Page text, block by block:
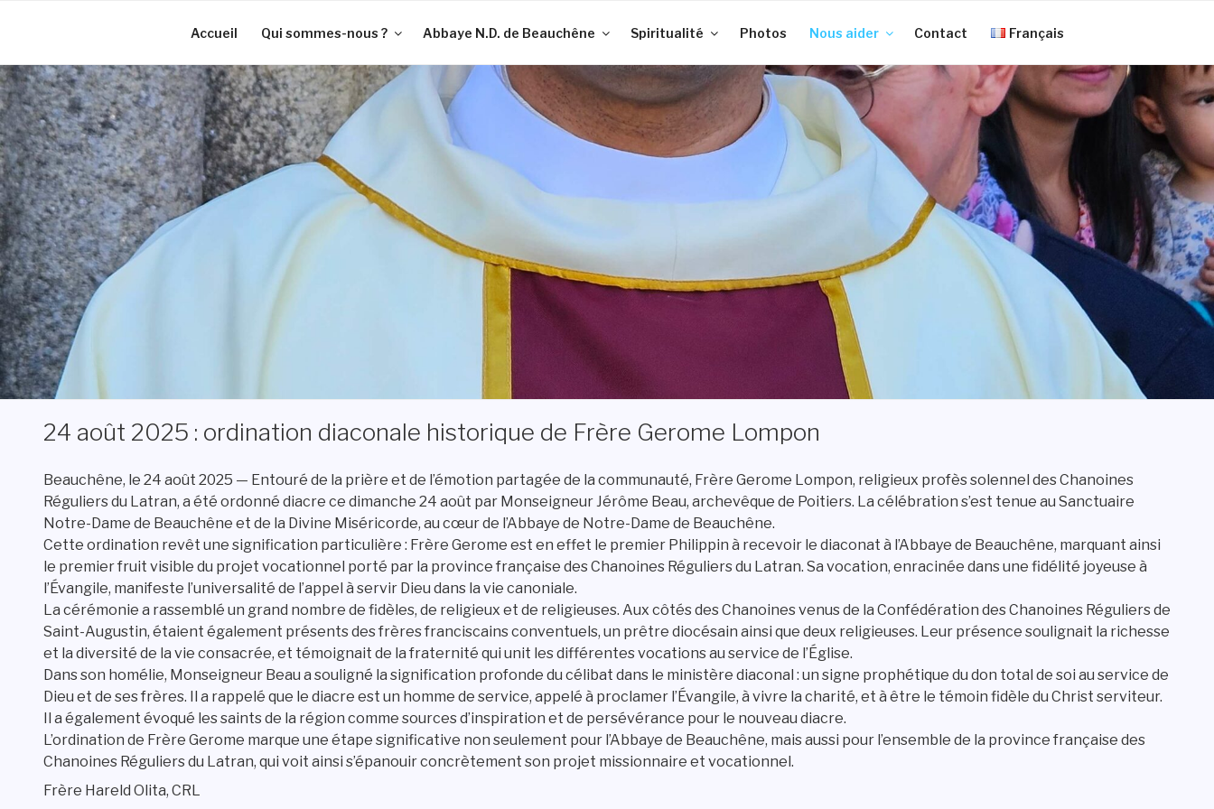
principal
Accueil Qui sommes-nous ? Abbaye N.D. de Beauchêne Spiritualité Photos Nous aider Contact Français
24 août 2025 : ordination diaconale historique de Frère Gerome Lompon
Beauchêne, le 24 août 2025 — Entouré de la prière et de l’émotion partagée de la communauté, Frère Gerome Lompon, religieux profès solennel des Chanoines
Réguliers du Latran, a été ordonné diacre ce dimanche 24 août par Monseigneur Jérôme Beau, archevêque de Poitiers. La célébration s’est tenue au Sanctuaire
Notre-Dame de Beauchêne et de la Divine Miséricorde, au cœur de l’Abbaye de Notre-Dame de Beauchêne.
Cette ordination revêt une signification particulière : Frère Gerome est en effet le premier Philippin à recevoir le diaconat à l’Abbaye de Beauchêne, marquant ainsi
le premier fruit visible du projet vocationnel porté par la province française des Chanoines Réguliers du Latran. Sa vocation, enracinée dans une fidélité joyeuse à
l’Évangile, manifeste l’universalité de l’appel à servir Dieu dans la vie canoniale.
La cérémonie a rassemblé un grand nombre de fidèles, de religieux et de religieuses. Aux côtés des Chanoines venus de la Confédération des Chanoines Réguliers de
Saint-Augustin, étaient également présents des frères franciscains conventuels, un prêtre diocésain ainsi que deux religieuses. Leur présence soulignait la richesse
et la diversité de la vie consacrée, et témoignait de la fraternité qui unit les différentes vocations au service de l’Église.
Dans son homélie, Monseigneur Beau a souligné la signification profonde du célibat dans le ministère diaconal : un signe prophétique du don total de soi au service de
Dieu et de ses frères. Il a rappelé que le diacre est un homme de service, appelé à proclamer l’Évangile, à vivre la charité, et à être le témoin fidèle du Christ serviteur.
Il a également évoqué les saints de la région comme sources d’inspiration et de persévérance pour le nouveau diacre.
L’ordination de Frère Gerome marque une étape significative non seulement pour l’Abbaye de Beauchêne, mais aussi pour l’ensemble de la province française des
Chanoines Réguliers du Latran, qui voit ainsi s’épanouir concrètement son projet missionnaire et vocationnel.
Frère Hareld Olita, CRL